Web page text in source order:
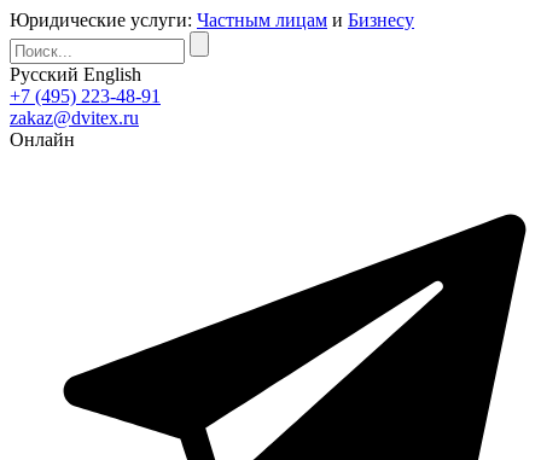
Юридические услуги: Частным лицам и Бизнесу
Русский English
+7 (495) 223-48-91
zakaz@dvitex.ru
Онлайн